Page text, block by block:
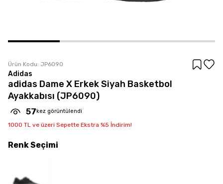
Ürün Kodu: JP6090
Adidas
adidas Dame X Erkek Siyah Basketbol
Ayakkabısı (JP6090)
57 kez görüntülendi
1000 TL ve üzeri Sepette Ekstra %5 İndirim!
RenkSeçimi